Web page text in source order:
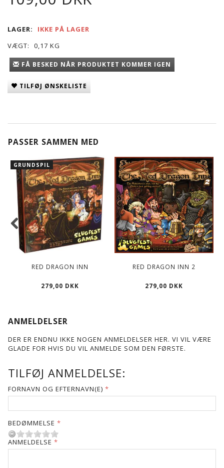
LAGER:
IKKE PÅ LAGER
VÆGT:
0,17 KG
FÅ BESKED NÅR PRODUKTET KOMMER IGEN
TILFØJ ØNSKELISTE
PASSER SAMMEN MED
GRUNDSPIL
RED DRAGON INN
279,00 DKK
RED DRAGON INN 2
279,00 DKK
ANMELDELSER
DER ER ENDNU IKKE NOGEN ANMELDELSER HER. VI VIL VÆRE
GLADE FOR HVIS DU VIL ANMELDE SOM DEN FØRSTE.
TILFØJ ANMELDELSE:
FORNAVN OG EFTERNAVN(E)
BEDØMMELSE
ANMELDELSE